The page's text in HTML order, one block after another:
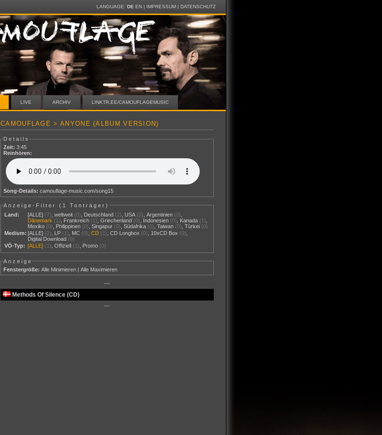
LANGUAGE: DE EN| IMPRESSUM| DATENSCHUTZ
LIVE ARCHIV LINKTR.EE/CAMOUFLAGEMUSIC
CAMOUFLAGE > ANYONE (ALBUM VERSION)
Details
Zeit: 3:45
Reinhören:
Song-Details: camouflage-music.com/song15
Anzeige-Filter ( 1 Tonträger)
Land:
[ALLE] (7) ,weltweit (0) Deutschland (2) USA (2) ,Argentinien (0)
Dänemark (1) Frankreich (1) ,Griechenland (0) Indonesien (0) Kanada (1)
Mexiko (0) Philippinen (0) ,Singapur (0) ,Südafrika (0) ,Taiwan (0) ,Türkei (0)
Medium: [ALLE] (2) LP (1) MC (0) ,CD (1) ,CD Longbox (0) 10xCD Box (0)
Digital Download (0)
VÖ-Typ: [ALLE] (1) ,Offiziell (1) Promo (0)
Anzeige
Fenstergröße: Alle Minimieren |Alle Maximieren
···
Methods Of Silence (CD)
···